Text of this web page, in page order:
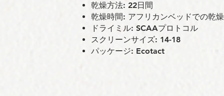
乾燥方法: 22日間
乾燥時間: アフリカンベッドでの乾燥
ドライミル: SCAAプロトコル
スクリーンサイズ: 14-18
パッケージ: Ecotact